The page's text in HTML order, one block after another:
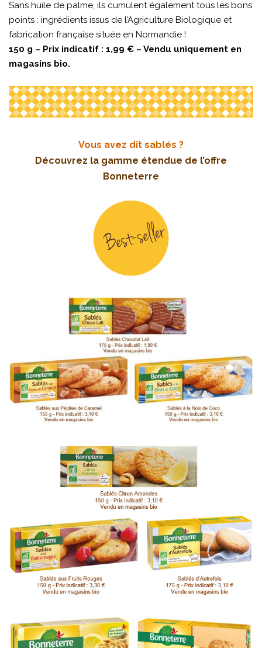
Sans huile de palme, ils cumulent également tous les bons
points : ingrédients issus de l’Agriculture Biologique et
fabrication française située en Normandie !
150 g – Prix indicatif : 1,99 € – Vendu uniquement en
magasins bio.
Vous avez dit sablés ?
Découvrez la gamme étendue de l’offre
Bonneterre